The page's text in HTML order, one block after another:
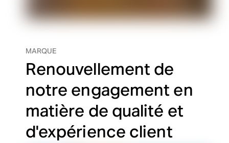
MARQUE
Renouvellement de
notre engagement en
matière de qualité et
d'expérience client